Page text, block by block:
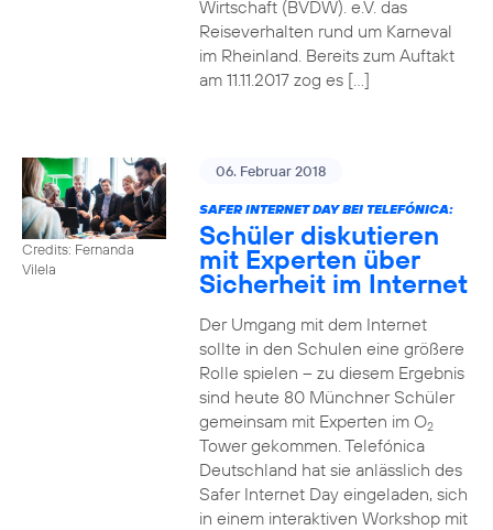
Wirtschaft (BVDW). e.V. das
Reiseverhalten rund um Karneval
im Rheinland. Bereits zum Auftakt
am 11.11.2017 zog es […]
Credits: Fernanda
Vilela
06. Februar 2018
SAFER INTERNET DAY BEI TELEFÓNICA:
Schüler diskutieren
mit Experten über
Sicherheit im Internet
Der Umgang mit dem Internet
sollte in den Schulen eine größere
Rolle spielen – zu diesem Ergebnis
sind heute 80 Münchner Schüler
gemeinsam mit Experten im O2
Tower gekommen. Telefónica
Deutschland hat sie anlässlich des
Safer Internet Day eingeladen, sich
in einem interaktiven Workshop mit